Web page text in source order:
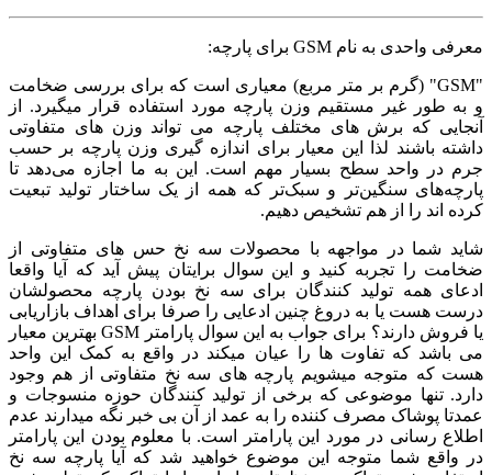
معرفی واحدی به نام GSM برای پارچه:
"GSM" (گرم بر متر مربع) معیاری است که برای بررسی ضخامت
و به طور غیر مستقیم وزن پارچه مورد استفاده قرار میگیرد. از
آنجایی که برش های مختلف پارچه می تواند وزن های متفاوتی
داشته باشند لذا این معیار برای اندازه گیری وزن پارچه بر حسب
جرم در واحد سطح بسیار مهم است. این به ما اجازه می‌دهد تا
پارچه‌های سنگین‌تر و سبک‌تر که همه از یک ساختار تولید تبعیت
کرده اند را از هم تشخیص دهیم.
شاید شما در مواجهه با محصولات سه نخ حس های متفاوتی از
ضخامت را تجربه کنید و این سوال برایتان پیش آید که آیا واقعا
ادعای همه تولید کنندگان برای سه نخ بودن پارچه محصولشان
درست هست یا به دروغ چنین ادعایی را صرفا برای اهداف بازاریابی
یا فروش دارند؟ برای جواب به این سوال پارامتر GSM بهترین معیار
می باشد که تفاوت ها را عیان میکند در واقع به کمک این واحد
هست که متوجه میشویم پارچه های سه نخ متفاوتی از هم وجود
دارد. تنها موضوعی که برخی از تولید کنندگان حوزه منسوجات و
عمدتا پوشاک مصرف کننده را به عمد از آن بی خبر نگه میدارند عدم
اطلاع رسانی در مورد این پارامتر است. با معلوم بودن این پارامتر
در واقع شما متوجه این موضوع خواهید شد که آیا پارچه سه نخ